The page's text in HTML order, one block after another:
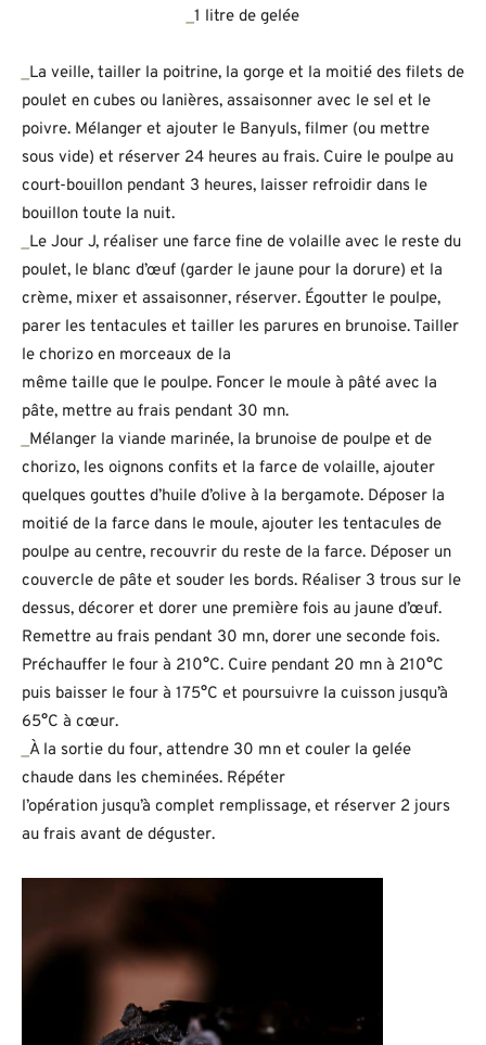
1 litre de gelée
La veille, tailler la poitrine, la gorge et la moitié des filets de
poulet en cubes ou lanières, assaisonner avec le sel et le
poivre. Mélanger et ajouter le Banyuls, filmer (ou mettre
sous vide) et réserver 24 heures au frais. Cuire le poulpe au
court-bouillon pendant 3 heures, laisser refroidir dans le
bouillon toute la nuit.
Le Jour J, réaliser une farce fine de volaille avec le reste du
poulet, le blanc d’œuf (garder le jaune pour la dorure) et la
crème, mixer et assaisonner, réserver. Égoutter le poulpe,
parer les tentacules et tailler les parures en brunoise. Tailler
le chorizo en morceaux de la
même taille que le poulpe. Foncer le moule à pâté avec la
pâte, mettre au frais pendant 30 mn.
Mélanger la viande marinée, la brunoise de poulpe et de
chorizo, les oignons confits et la farce de volaille, ajouter
quelques gouttes d’huile d’olive à la bergamote. Déposer la
moitié de la farce dans le moule, ajouter les tentacules de
poulpe au centre, recouvrir du reste de la farce. Déposer un
couvercle de pâte et souder les bords. Réaliser 3 trous sur le
dessus, décorer et dorer une première fois au jaune d’œuf.
Remettre au frais pendant 30 mn, dorer une seconde fois.
Préchauffer le four à 210°C. Cuire pendant 20 mn à 210°C
puis baisser le four à 175°C et poursuivre la cuisson jusqu’à
65°C à cœur.
À la sortie du four, attendre 30 mn et couler la gelée
chaude dans les cheminées. Répéter
l’opération jusqu’à complet remplissage, et réserver 2 jours
au frais avant de déguster.